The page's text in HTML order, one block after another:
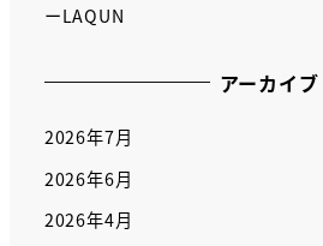
ーLAQUN
アーカイブ
2026年7月
2026年6月
2026年4月